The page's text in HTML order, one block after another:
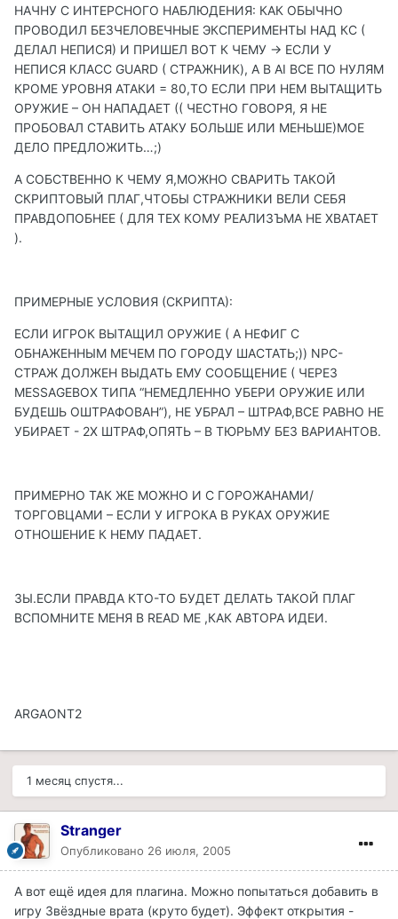
НАЧНУ С ИНТЕРСНОГО НАБЛЮДЕНИЯ: КАК ОБЫЧНО
ПРОВОДИЛ БЕЗЧЕЛОВЕЧНЫЕ ЭКСПЕРИМЕНТЫ НАД КС (
ДЕЛАЛ НЕПИСЯ) И ПРИШЕЛ ВОТ К ЧЕМУ -> ЕСЛИ У
НЕПИСЯ КЛАСС GUARD ( СТРАЖНИК), А В AI ВСЕ ПО НУЛЯМ
КРОМЕ УРОВНЯ АТАКИ = 80,ТО ЕСЛИ ПРИ НЕМ ВЫТАЩИТЬ
ОРУЖИЕ – ОН НАПАДАЕТ (( ЧЕСТНО ГОВОРЯ, Я НЕ
ПРОБОВАЛ СТАВИТЬ АТАКУ БОЛЬШЕ ИЛИ МЕНЬШЕ)МОЕ
ДЕЛО ПРЕДЛОЖИТЬ…;)
А СОБСТВЕННО К ЧЕМУ Я,МОЖНО СВАРИТЬ ТАКОЙ
СКРИПТОВЫЙ ПЛАГ,ЧТОБЫ СТРАЖНИКИ ВЕЛИ СЕБЯ
ПРАВДОПОБНЕЕ ( ДЛЯ ТЕХ КОМУ РЕАЛИЗЪМА НЕ ХВАТАЕТ
).
ПРИМЕРНЫЕ УСЛОВИЯ (СКРИПТА):
ЕСЛИ ИГРОК ВЫТАЩИЛ ОРУЖИЕ ( А НЕФИГ С
ОБНАЖЕННЫМ МЕЧЕМ ПО ГОРОДУ ШАСТАТЬ;)) NPC-
СТРАЖ ДОЛЖЕН ВЫДАТЬ ЕМУ СООБЩЕНИЕ ( ЧЕРЕЗ
MESSAGEBOX ТИПА “НЕМЕДЛЕННО УБЕРИ ОРУЖИЕ ИЛИ
БУДЕШЬ ОШТРАФОВАН”), НЕ УБРАЛ – ШТРАФ,ВСЕ РАВНО НЕ
УБИРАЕТ - 2Х ШТРАФ,ОПЯТЬ – В ТЮРЬМУ БЕЗ ВАРИАНТОВ.
ПРИМЕРНО ТАК ЖЕ МОЖНО И С ГОРОЖАНАМИ/
ТОРГОВЦАМИ – ЕСЛИ У ИГРОКА В РУКАХ ОРУЖИЕ
ОТНОШЕНИЕ К НЕМУ ПАДАЕТ.
ЗЫ.ЕСЛИ ПРАВДА КТО-ТО БУДЕТ ДЕЛАТЬ ТАКОЙ ПЛАГ
ВСПОМНИТЕ МЕНЯ В READ ME ,КАК АВТОРА ИДЕИ.
ARGAONT2
1 месяц спустя...
Stranger
Опубликовано 26 июля, 2005
А вот ещё идея для плагина. Можно попытаться добавить в
игру Звёздные врата (круто будет). Эффект открытия -